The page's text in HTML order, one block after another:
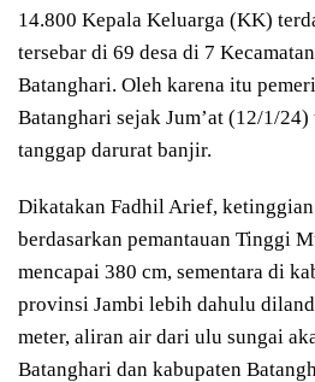
14.800 Kepala Keluarga (KK)
tersebar di 69 desa di 7
Batanghari. Oleh karena itu
Batanghari sejak Jum’at (12/1/24)
tanggap darurat banjir.
Dikatakan Fadhil Arief,
berdasarkan pemantauan Tinggi
mencapai 380 cm, sementara di
provinsi Jambi lebih dahulu
meter, aliran air dari ulu sungai
Batanghari dan kabupaten